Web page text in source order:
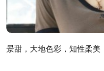
景甜，大地色彩，知性柔美